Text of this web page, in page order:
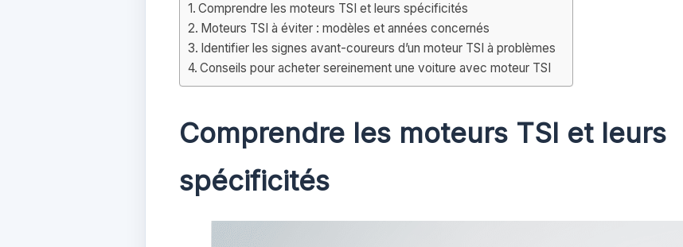
Comprendre les moteurs TSI et leurs spécificités
Moteurs TSI à éviter : modèles et années concernés
Identifier les signes avant-coureurs d’un moteur TSI à problèmes
Conseils pour acheter sereinement une voiture avec moteur TSI
Comprendre les moteurs TSI et leurs
spécificités